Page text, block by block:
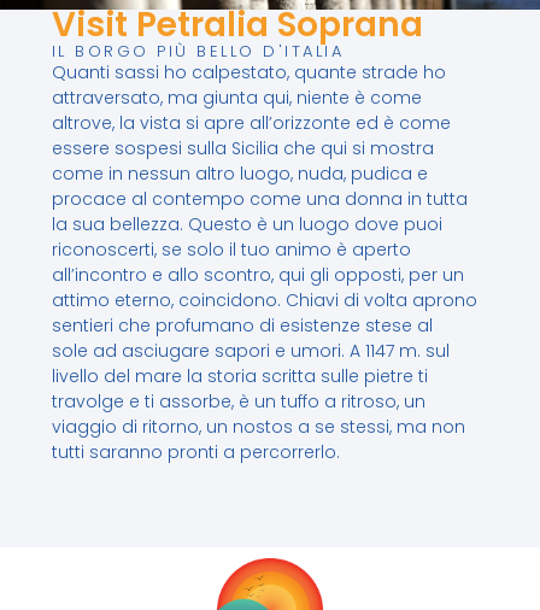
Visit Petralia Soprana
IL BORGO PIÙ BELLO D'ITALIA
Quanti sassi ho calpestato, quante strade ho
attraversato, ma giunta qui, niente è come
altrove, la vista si apre all’orizzonte ed è come
essere sospesi sulla Sicilia che qui si mostra
come in nessun altro luogo, nuda, pudica e
procace al contempo come una donna in tutta
la sua bellezza. Questo è un luogo dove puoi
riconoscerti, se solo il tuo animo è aperto
all’incontro e allo scontro, qui gli opposti, per un
attimo eterno, coincidono. Chiavi di volta aprono
sentieri che profumano di esistenze stese al
sole ad asciugare sapori e umori. A 1147 m. sul
livello del mare la storia scritta sulle pietre ti
travolge e ti assorbe, è un tuffo a ritroso, un
viaggio di ritorno, un nostos a se stessi, ma non
tutti saranno pronti a percorrerlo.